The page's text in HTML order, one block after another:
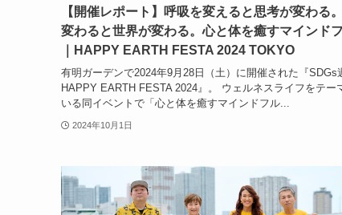
【開催レポート】呼吸を変えると思考が変わる
変わると世界が変わる。心と体を癒すマインド
｜HAPPY EARTH FESTA 2024 TOKYO
有明ガーデンで2024年9月28日（土）に開催された『SDGs
HAPPY EARTH FESTA 2024』。 ウェルネスライフをテー
いる同イベントで「心と体を癒すマインドフル...
2024年10月1日